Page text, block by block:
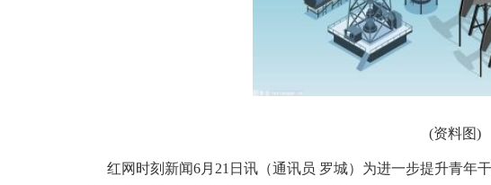
(资料图)
红网时刻新闻6月21日讯（通讯员 罗城）为进一步提升青年